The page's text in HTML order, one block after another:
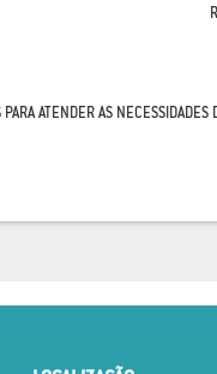
ATENDER AS NECESSIDADES